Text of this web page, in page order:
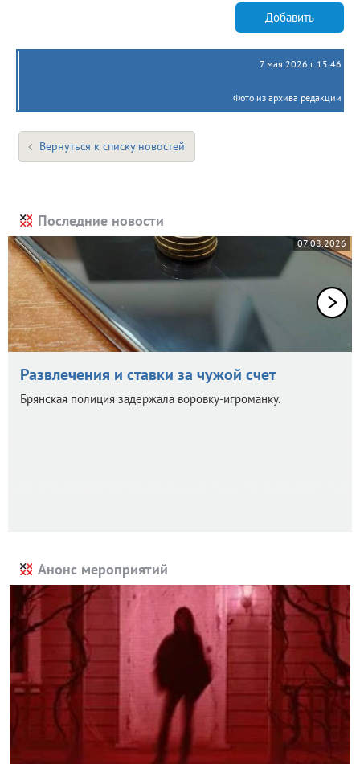
Добавить
7 мая 2026 г. 15:46
Фото из архива редакции
Вернуться к списку новостей
Последние новости
07.08.2026
Развлечения и ставки за чужой счет
Брянская полиция задержала воровку-игроманку.
Анонс мероприятий